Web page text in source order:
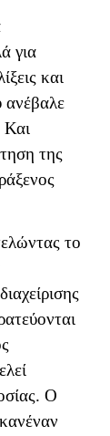
για
και
ανέβαλε
Και
της
το
Ο